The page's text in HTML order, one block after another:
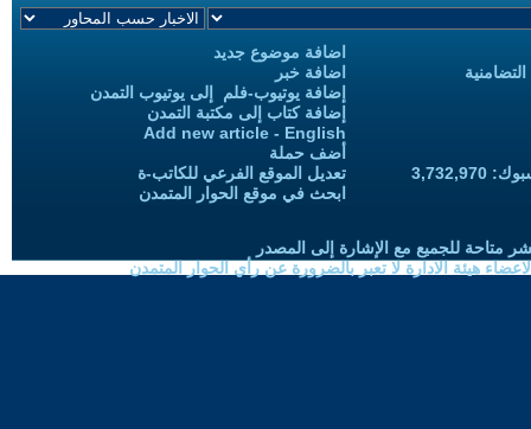
اضافة موضوع جديد
اضافة خبر
إضافة يوتيوب-فلم إلى يوتيوب التمدن
إضافة كتاب إلى مكتبة التمدن
Add new article - English
أضف حملة
تعديل الموقع الفرعي للكاتب-ة
ابحث في موقع الحوار المتمدن
متاحة للجميع مع الإشارة إلى المصدر
هيئة الادارة لا تعبر بالضرورة عن رأي الحوار المتمدن